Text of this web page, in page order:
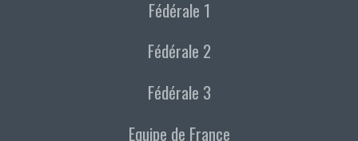
Fédérale 1
Fédérale 2
Fédérale 3
Equipe de France